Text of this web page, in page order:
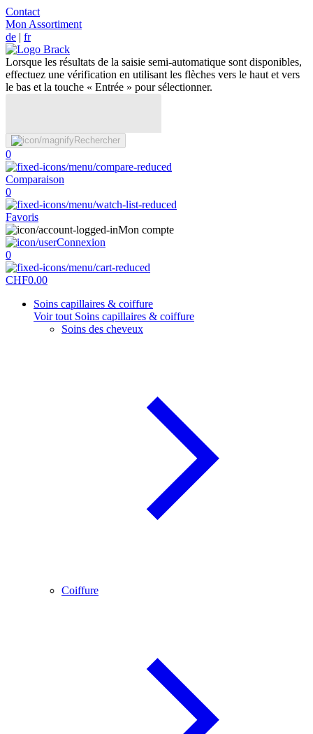
Contact
Mon Assortiment
de | fr
Lorsque les résultats de la saisie semi-automatique sont disponibles,
effectuez une vérification en utilisant les flèches vers le haut et vers
le bas et la touche « Entrée » pour sélectionner.
Rechercher
0
Comparaison
0
Favoris
Mon compte
Connexion
0
CHF0.00
Soins capillaires & coiffure
Voir tout Soins capillaires & coiffure
Soins des cheveux
Coiffure